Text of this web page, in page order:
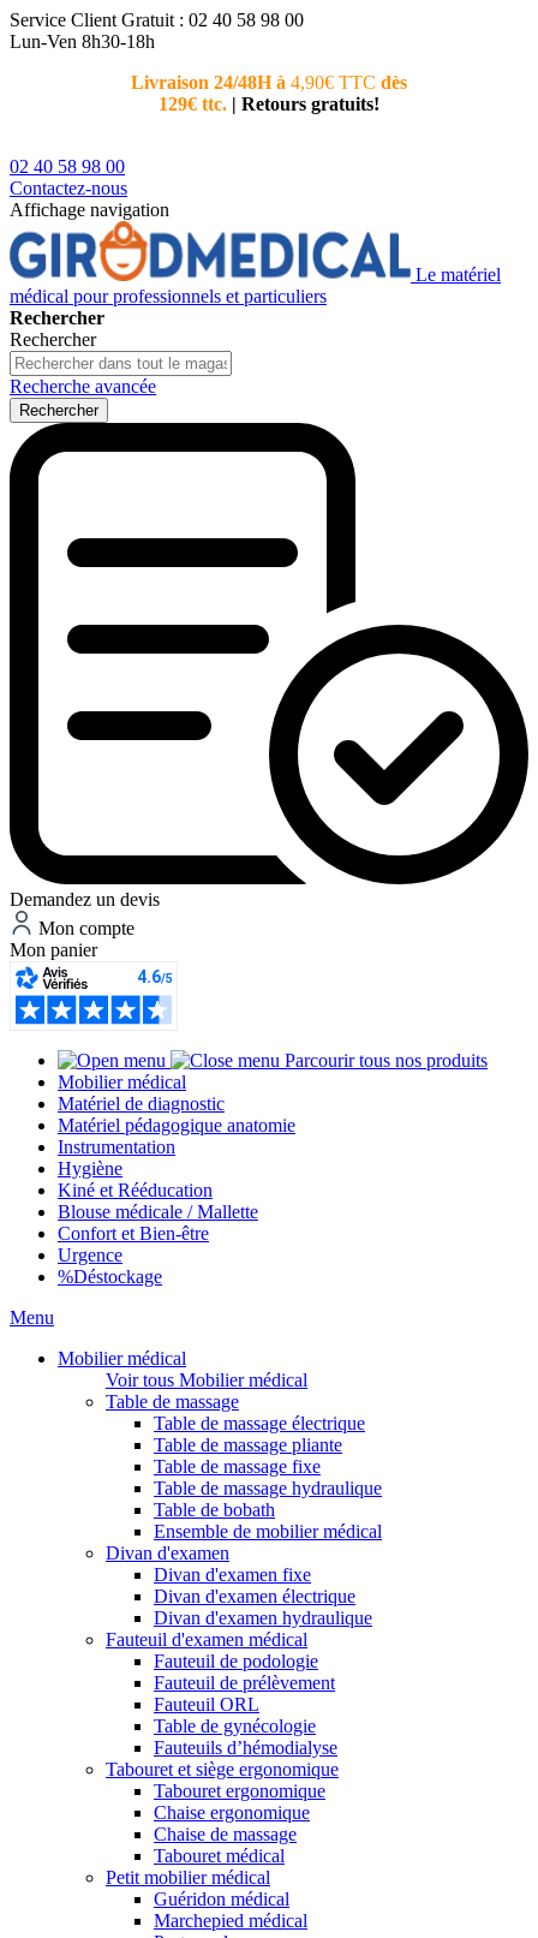
Service Client Gratuit : 02 40 58 98 00
Lun-Ven 8h30-18h
Livraison 24/48H à 4,90€ TTC dès
129€ ttc. | Retours gratuits!
02 40 58 98 00
Contactez-nous
Affichage navigation
Le matériel
médical pour professionnels et particuliers
Rechercher
Rechercher
Recherche avancée
Rechercher
Demandez un devis
Mon compte
Mon panier
Parcourir tous nos produits
Mobilier médical
Matériel de diagnostic
Matériel pédagogique anatomie
Instrumentation
Hygiène
Kiné et Rééducation
Blouse médicale / Mallette
Confort et Bien-être
Urgence
%Déstockage
Menu
Mobilier médical
Voir tous Mobilier médical
Table de massage
Table de massage électrique
Table de massage pliante
Table de massage fixe
Table de massage hydraulique
Table de bobath
Ensemble de mobilier médical
Divan d'examen
Divan d'examen fixe
Divan d'examen électrique
Divan d'examen hydraulique
Fauteuil d'examen médical
Fauteuil de podologie
Fauteuil de prélèvement
Fauteuil ORL
Table de gynécologie
Fauteuils d’hémodialyse
Tabouret et siège ergonomique
Tabouret ergonomique
Chaise ergonomique
Chaise de massage
Tabouret médical
Petit mobilier médical
Guéridon médical
Marchepied médical